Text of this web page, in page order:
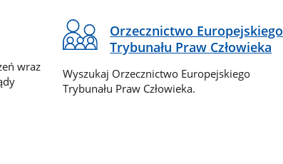
wraz
Orzecznictwo Europejskiego
Trybunału Praw Człowieka
Wyszukaj Orzecznictwo Europejskiego
Trybunału Praw Człowieka.